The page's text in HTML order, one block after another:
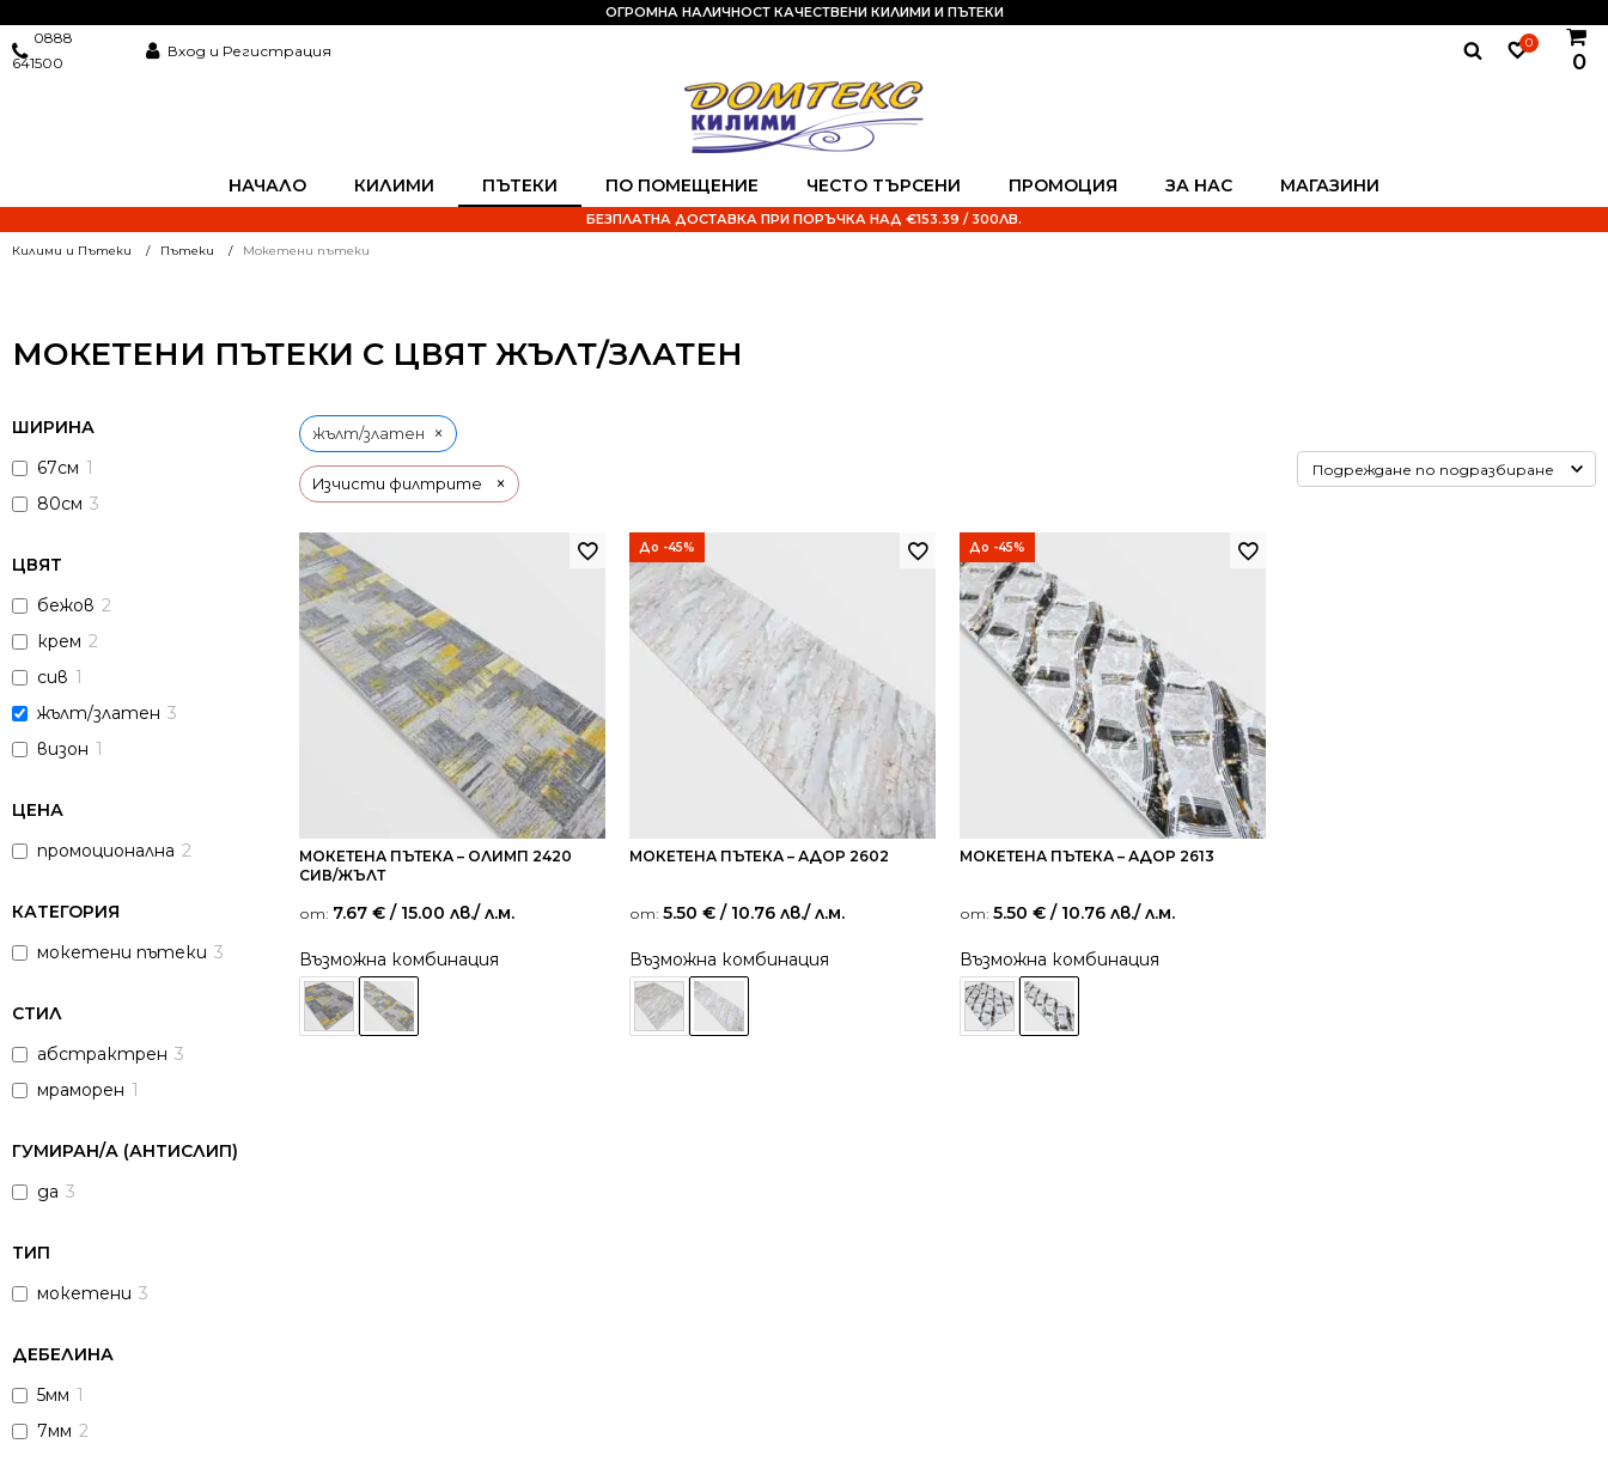
НАЧАЛО КИЛИМИ ПЪТЕКИ ПО ПОМЕЩЕНИЕ ЧЕСТО ТЪРСЕНИ ПРОМОЦИЯ ЗА НАС МАГАЗИНИ
0
0
0888
641500
Вход и Регистрация
ОГРОМНА НАЛИЧНОСТ КАЧЕСТВЕНИ КИЛИМИ И ПЪТЕКИ
БЕЗПЛАТНА ДОСТАВКА ПРИ ПОРЪЧКА НАД €153.39 / 300ЛВ.
Килими и Пътеки Пътеки Мокетени пътеки
МОКЕТЕНИ ПЪТЕКИ С ЦВЯТ ЖЪЛТ/ЗЛАТЕН
ШИРИНА
67см 1
80см 3
ЦВЯТ
бежов 2
крем 2
сив 1
жълт/златен 3
визон 1
ЦЕНА
промоционална 2
КАТЕГОРИЯ
мокетени пътеки 3
СТИЛ
абстрактрен 3
мраморен 1
ГУМИРАН/А (АНТИСЛИП)
да 3
ТИП
мокетени 3
ДЕБЕЛИНА
5мм 1
7мм 2
Изчисти филтрите ×
жълт/златен ×
МОКЕТЕНА ПЪТЕКА – ОЛИМП 2420
СИВ/ЖЪЛТ
от: 7.67 € / 15.00 лв./ л.м.
Възможна комбинация
До -45%
МОКЕТЕНА ПЪТЕКА – АДОР 2602
от: 5.50 € / 10.76 лв./ л.м.
Възможна комбинация
До -45%
МОКЕТЕНА ПЪТЕКА – АДОР 2613
от: 5.50 € / 10.76 лв./ л.м.
Възможна комбинация